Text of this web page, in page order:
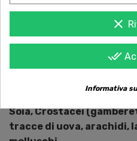
colorante E101.
di sapidità E621, E631,
nero), zucchero, aroma di
soia ,
mais, colorante E150c.
Soia, Crostacei
tracce di uova, arachidi,
clear
done_all
Informativa